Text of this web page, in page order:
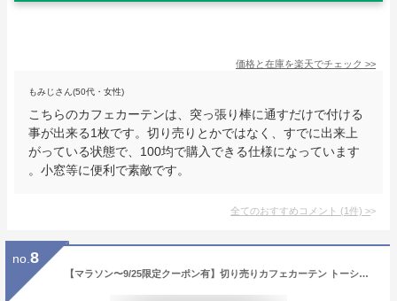
価格と在庫を楽天でチェック >>
もみじさん(50代・女性)
こちらのカフェカーテンは、突っ張り棒に通すだけで付ける
事が出来る1枚です。切り売りとかではなく、すでに出来上
がっている状態で、100均で購入できる仕様になっています
。小窓等に便利で素敵です。
全てのおすすめコメント (1件) >
no. 8
【マラソン〜9/25限定クーポン有】切り売りカフェカーテン トーション風やわらか生地のカフェカーテン3510ベージュ 高さ80cm丈カフェロールカット